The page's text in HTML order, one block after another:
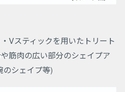
Vスティックを用いたトリート
筋肉の広い部分のシェイプア
のシェイプ等)